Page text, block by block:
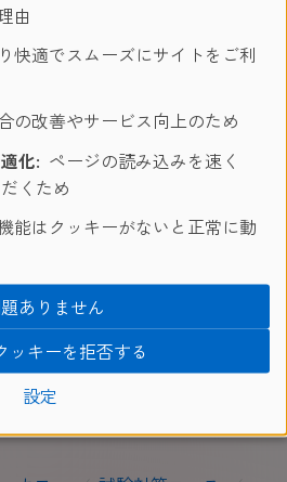
は、読解力、ライティング（文章
・語彙力、スピーキングに焦点を
への入学を考えている方に最適な
ス料金に含まれませんのであらか
ください。
積もり、お申し込みも日本
て対応！＜＜
由
快適でスムーズにサイトをご利
の改善やサービス向上のため
化: ページの読み込みを速く
くため
能はクッキーがないと正常に動
設定
ッキーを拒否する
ありません